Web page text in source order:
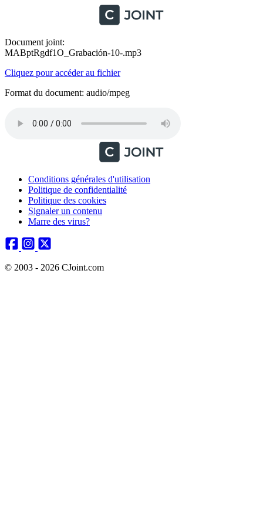
Document joint:
MABptRgdf1O_Grabación-10-.mp3
Cliquez pour accéder au fichier
Format du document: audio/mpeg
Conditions générales d'utilisation
Politique de confidentialité
Politique des cookies
Signaler un contenu
Marre des virus?
© 2003 - 2026 CJoint.com